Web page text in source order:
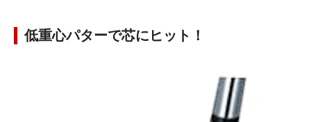
低重心パターで芯にヒット！